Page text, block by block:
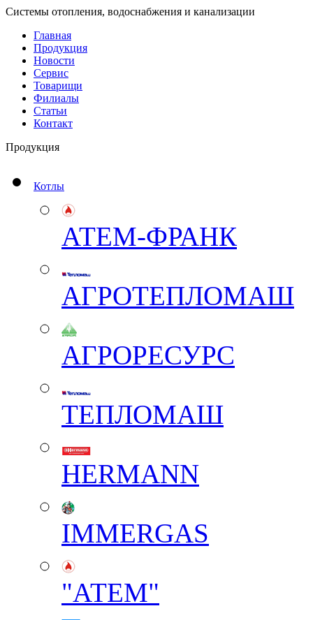
Системы отопления, водоснабжения и канализации
Главная
Продукция
Новости
Сервис
Товарищи
Филиалы
Статьи
Контакт
Продукция
Котлы
АТЕМ-ФРАНК
АГРОТЕПЛОМАШ
АГРОРЕСУРС
ТЕПЛОМАШ
HERMANN
IMMERGAS
"АТЕМ"